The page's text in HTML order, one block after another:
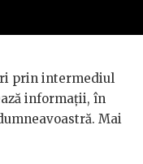
drepturile rezervate.
SOCIÉTÉ
prin intermediul
informații, în
Mai